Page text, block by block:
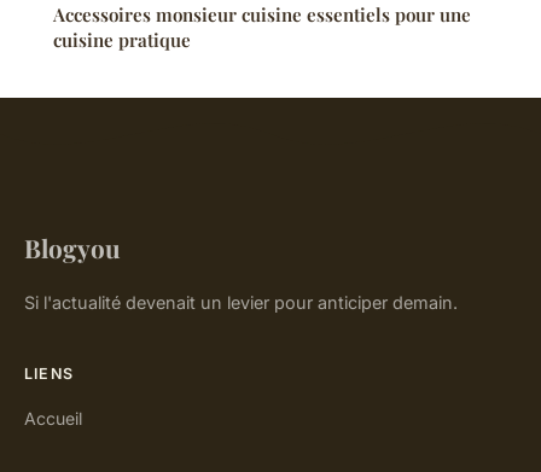
Accessoires monsieur cuisine essentiels pour une
cuisine pratique
Blogyou
Si l'actualité devenait un levier pour anticiper demain.
LIENS
Accueil